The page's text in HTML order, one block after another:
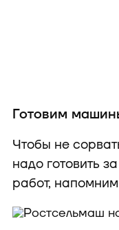
Готовим
Чтобы не
надо готовить
работ,